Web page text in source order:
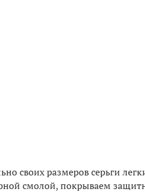
своих размеров серьги
смолой, покрываем